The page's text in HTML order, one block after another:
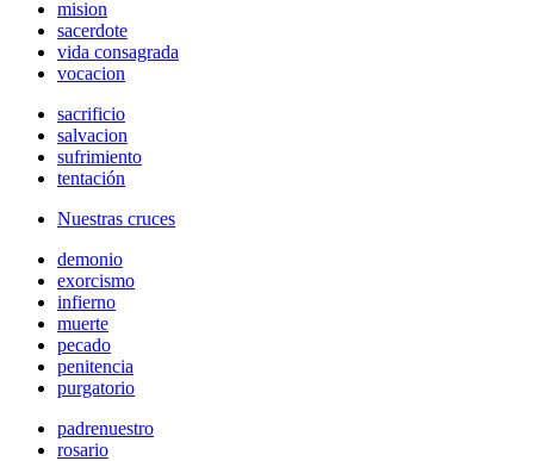
mision
sacerdote
vida consagrada
vocacion
sacrificio
salvacion
sufrimiento
tentación
Nuestras cruces
demonio
exorcismo
infierno
muerte
pecado
penitencia
purgatorio
padrenuestro
rosario